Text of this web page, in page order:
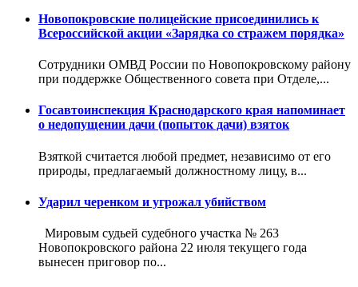
Новопокровские полицейские присоединились к
Всероссийской акции «Зарядка со стражем порядка»
Сотрудники ОМВД России по Новопокровскому району
при поддержке Общественного совета при Отделе,...
Госавтоинспекция Краснодарского края напоминает
о недопущении дачи (попыток дачи) взяток
Взяткой считается любой предмет, независимо от его
природы, предлагаемый должностному лицу, в...
Ударил черенком и угрожал убийством
Мировым судьей судебного участка № 263
Новопокровского района 22 июля текущего года
вынесен приговор по...